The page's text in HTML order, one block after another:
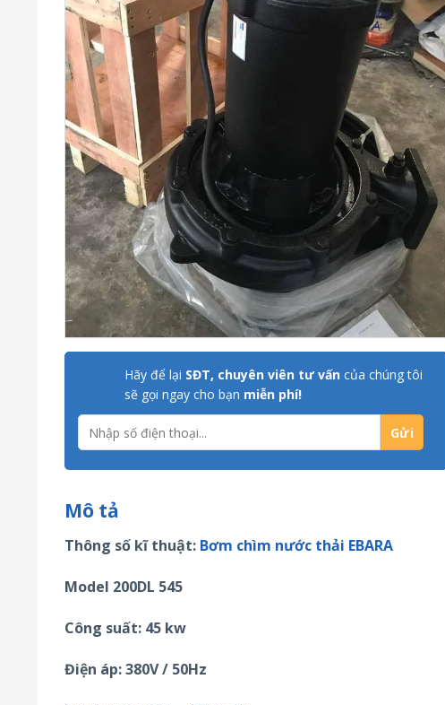
Hãy để lại SĐT, chuyên viên tư vấn của chúng tôi
sẽ gọi ngay cho bạn miễn phí!
Mô tả
Thông số kĩ thuật: Bơm chìm nước thải EBARA
Model 200DL 545
Công suất: 45 kw
Điện áp: 380V / 50Hz